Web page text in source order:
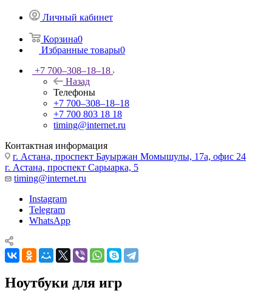
Личный кабинет
Корзина0
Избранные товары0
+7 700‒308‒18‒18
Назад
Телефоны
+7 700‒308‒18‒18
+7 700 803 18 18
timing@internet.ru
Контактная информация
г. Астана, проспект Бауыржан Момышулы, 17а, офис 24
г. Астана, проспект Сарыарка, 5
timing@internet.ru
Instagram
Telegram
WhatsApp
Ноутбуки для игр